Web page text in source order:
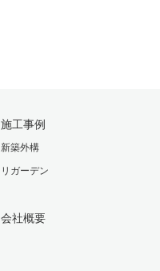
施工事例
新築外構
リガーデン
会社概要